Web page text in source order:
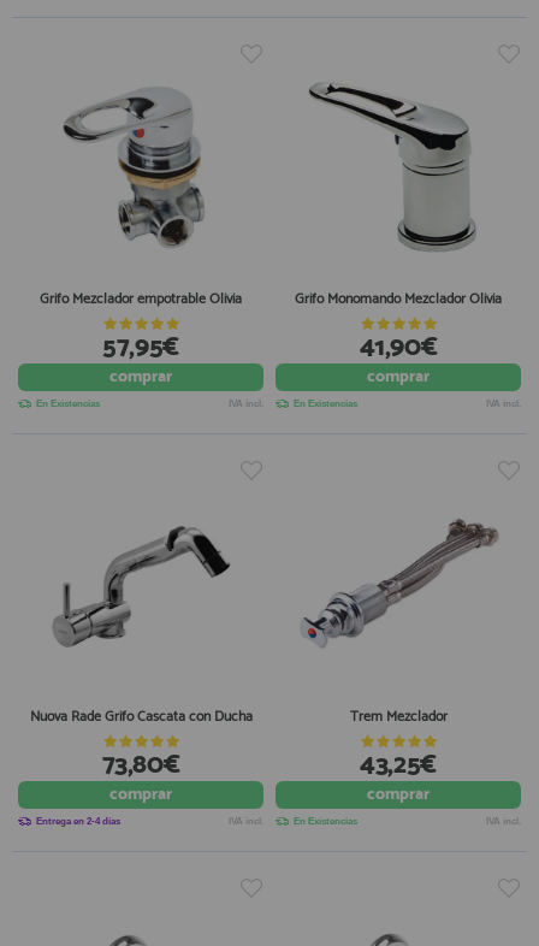
Grifo Mezclador empotrable Olivia
57,95€
comprar
En Existencias IVA incl.
Grifo Monomando Mezclador Olivia
41,90€
comprar
En Existencias IVA incl.
Nuova Rade Grifo Cascata con Ducha
73,80€
comprar
Entrega en 2-4 días IVA incl.
Trem Mezclador
43,25€
comprar
En Existencias IVA incl.